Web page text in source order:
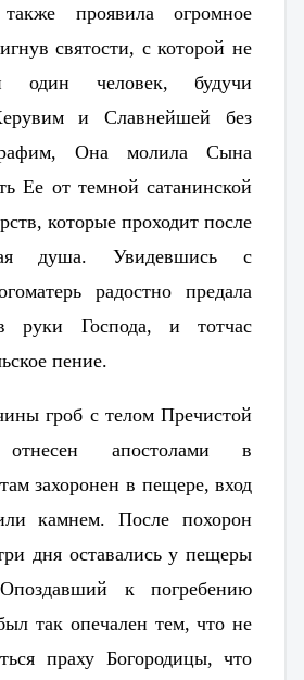
проявила огромное
святости, с которой не
один человек, будучи
и Славнейшей без
Она молила Сына
Ее от темной сатанинской
которые проходит после
душа. Увидевшись с
радостно предала
Господа, и тотчас
пение.
гроб с телом Пречистой
апостолами в
захоронен в пещере, вход
камнем. После похорон
дня оставались у пещеры
к погребению
так опечален тем, что не
праху Богородицы, что